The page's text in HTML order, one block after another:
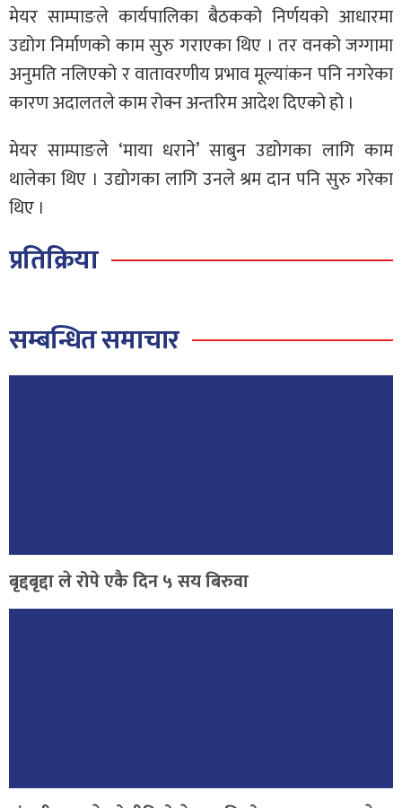
मेयर साम्पाङले कार्यपालिका बैठकको निर्णयको आधारमा
उद्योग निर्माणको काम सुरु गराएका थिए । तर वनको जग्गामा
अनुमति नलिएको र वातावरणीय प्रभाव मूल्यांकन पनि नगरेका
कारण अदालतले काम रोक्न अन्तरिम आदेश दिएको हो ।
मेयर साम्पाङले ‘माया धराने’ साबुन उद्योगका लागि काम
थालेका थिए । उद्योगका लागि उनले श्रम दान पनि सुरु गरेका
थिए ।
प्रतिक्रिया
सम्बन्धित समाचार
बृद्दबृद्दा ले रोपे एकै दिन ५ सय बिरुवा